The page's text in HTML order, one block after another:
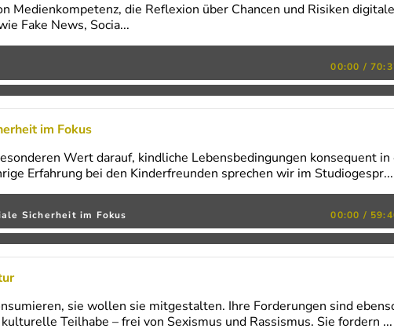
Medienkompetenz, die Reflexion über Chancen und Risiken
Fake News, Socia...
00:00 /
im Fokus
Wert darauf, kindliche Lebensbedingungen konsequent
Erfahrung bei den Kinderfreunden sprechen wir im Studiogespr...
Sicherheit im Fokus 00:00 /
sie wollen sie mitgestalten. Ihre Forderungen sind
Teilhabe – frei von Sexismus und Rassismus. Sie fordern ...